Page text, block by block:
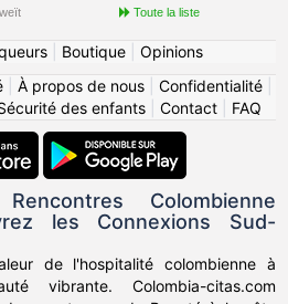
Toute la liste
| Boutique| Opinions
À propos de nous Confidentialité
des enfants| Contact| FAQ
Colombienne
les Connexions Sud-
de l'hospitalité colombienne à
vibrante. Colombia-citas.com